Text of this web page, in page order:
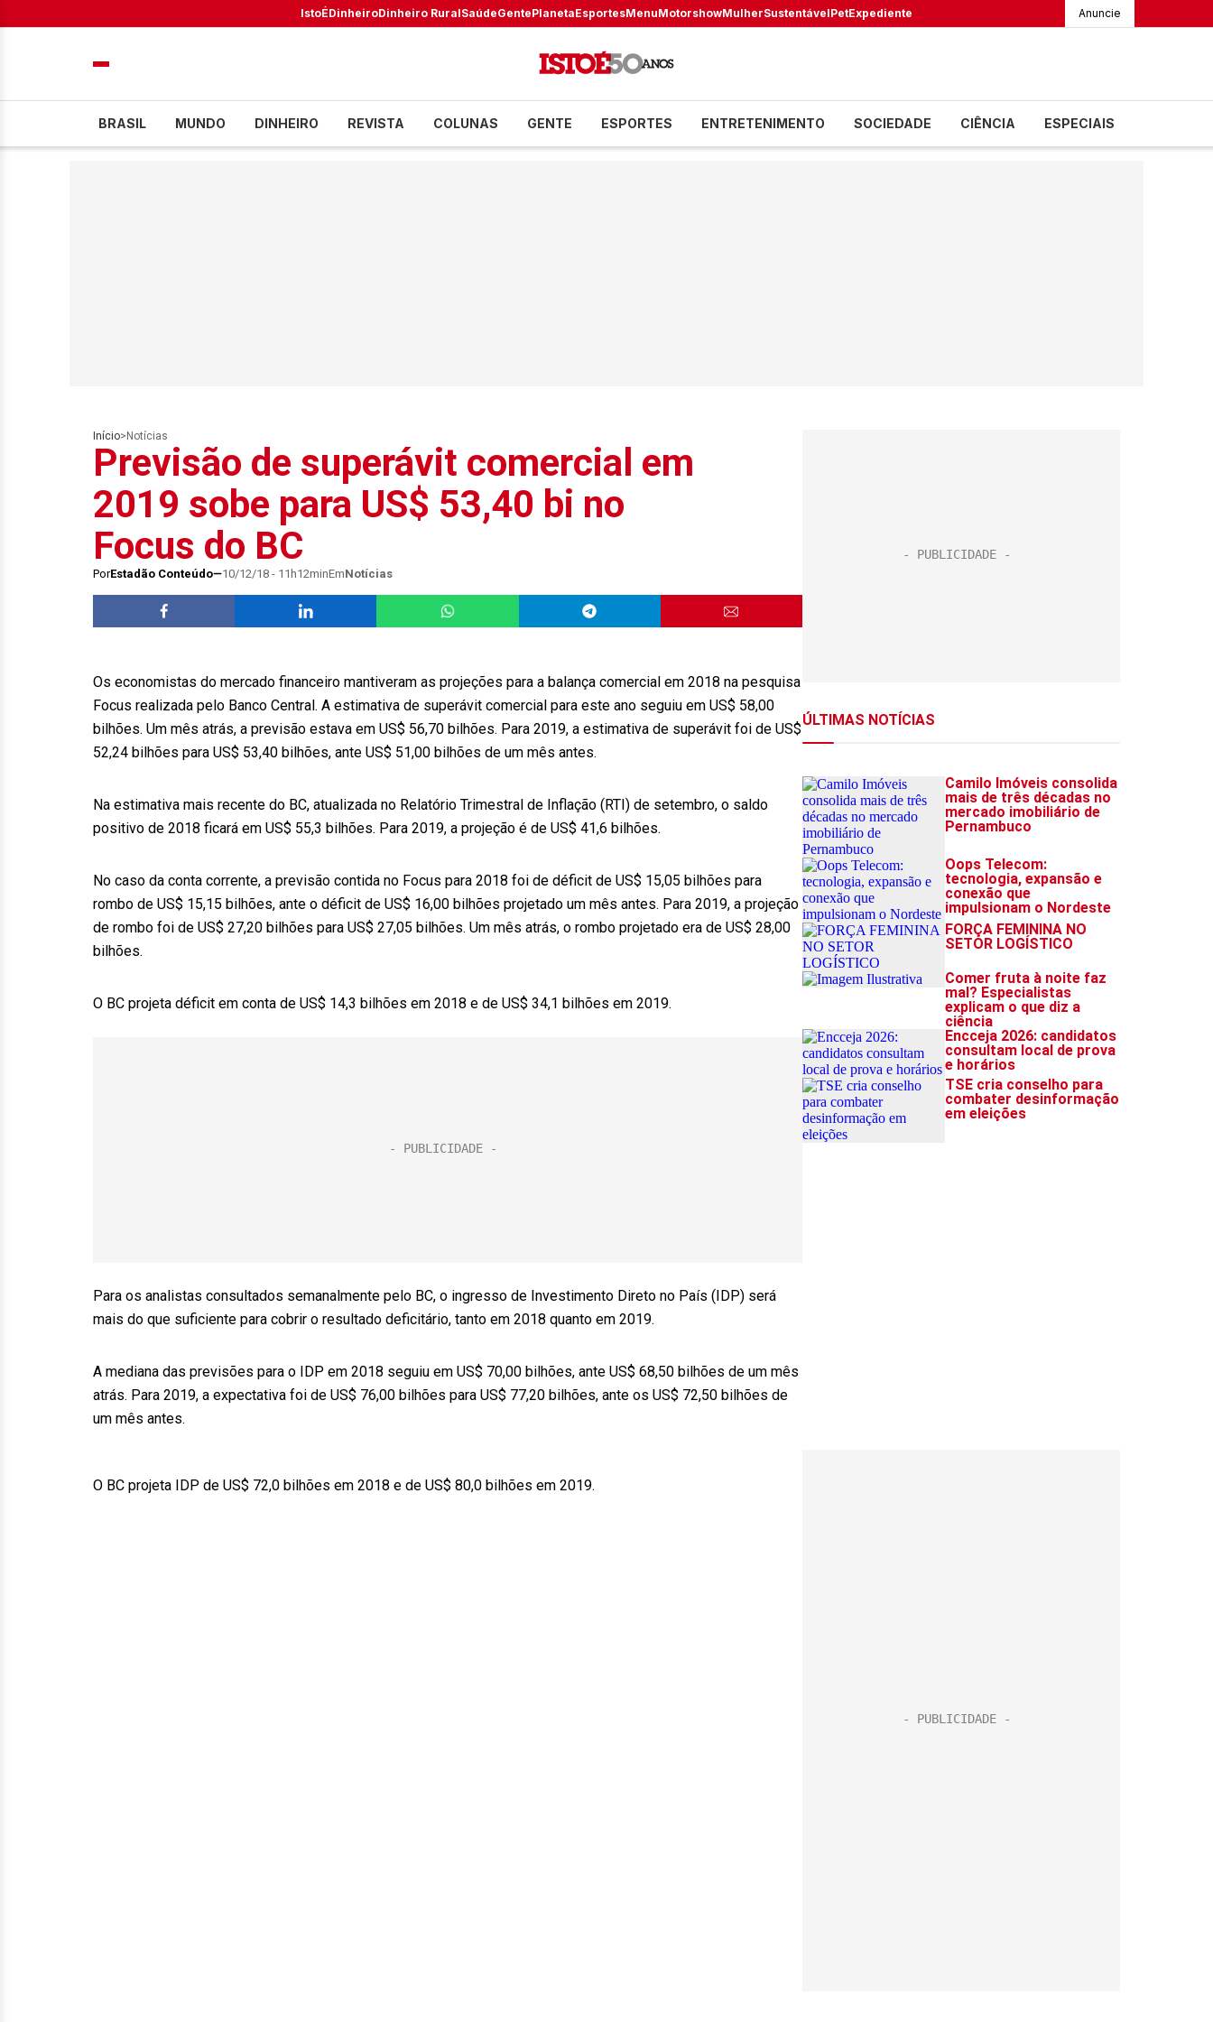
IstoÉDinheiroDinheiro RuralSaúdeGentePlanetaEsportesMenuMotorshowMulherSustentávelPetExpediente Anuncie
BRASIL MUNDO DINHEIRO REVISTA COLUNAS GENTE ESPORTES ENTRETENIMENTO SOCIEDADE CIÊNCIA ESPECIAIS
Início> Notícias
Previsão de superávit comercial em
2019 sobe para US$ 53,40 bi no
Focus do BC
PorEstadão Conteúdo 10/12/18 - 11h12minEmNotícias
Os economistas do mercado financeiro mantiveram as projeções para a balança comercial em 2018 na pesquisa
Focus realizada pelo Banco Central. A estimativa de superávit comercial para este ano seguiu em US$ 58,00
bilhões. Um mês atrás, a previsão estava em US$ 56,70 bilhões. Para 2019, a estimativa de superávit foi de US$
52,24 bilhões para US$ 53,40 bilhões, ante US$ 51,00 bilhões de um mês antes.
Na estimativa mais recente do BC, atualizada no Relatório Trimestral de Inflação (RTI) de setembro, o saldo
positivo de 2018 ficará em US$ 55,3 bilhões. Para 2019, a projeção é de US$ 41,6 bilhões.
No caso da conta corrente, a previsão contida no Focus para 2018 foi de déficit de US$ 15,05 bilhões para
rombo de US$ 15,15 bilhões, ante o déficit de US$ 16,00 bilhões projetado um mês antes. Para 2019, a projeção
de rombo foi de US$ 27,20 bilhões para US$ 27,05 bilhões. Um mês atrás, o rombo projetado era de US$ 28,00
bilhões.
O BC projeta déficit em conta de US$ 14,3 bilhões em 2018 e de US$ 34,1 bilhões em 2019.
Para os analistas consultados semanalmente pelo BC, o ingresso de Investimento Direto no País (IDP) será
mais do que suficiente para cobrir o resultado deficitário, tanto em 2018 quanto em 2019.
A mediana das previsões para o IDP em 2018 seguiu em US$ 70,00 bilhões, ante US$ 68,50 bilhões de um mês
atrás. Para 2019, a expectativa foi de US$ 76,00 bilhões para US$ 77,20 bilhões, ante os US$ 72,50 bilhões de
um mês antes.
O BC projeta IDP de US$ 72,0 bilhões em 2018 e de US$ 80,0 bilhões em 2019.